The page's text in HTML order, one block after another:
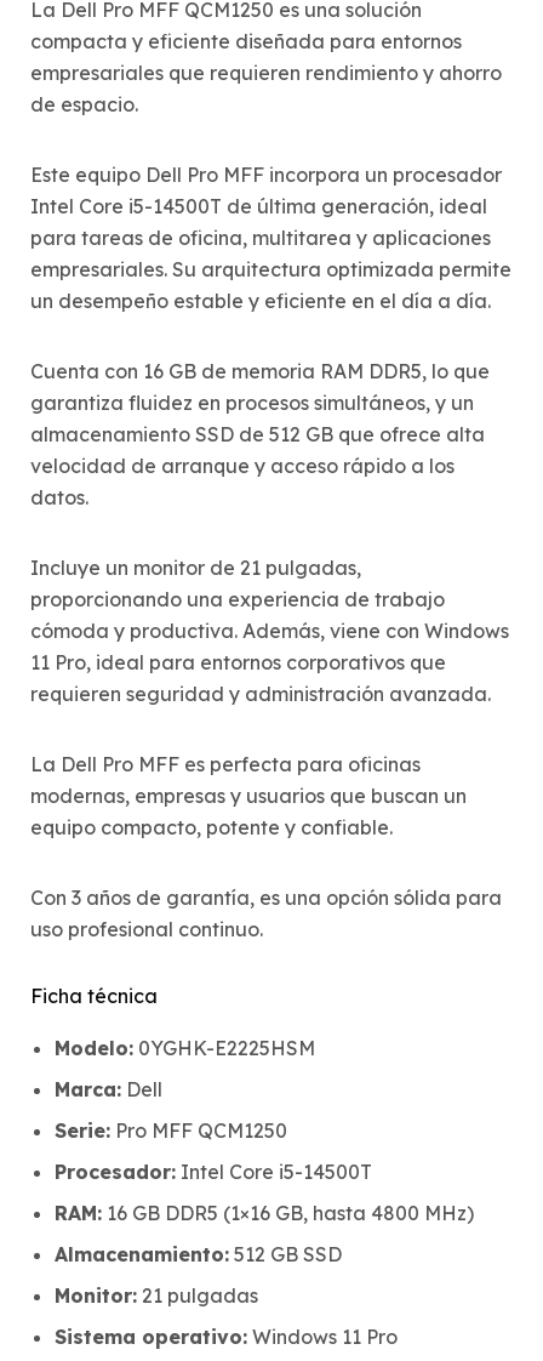
La Dell Pro MFF QCM1250 es una solución
compacta y eficiente diseñada para entornos
empresariales que requieren rendimiento y ahorro
de espacio.
Este equipo Dell Pro MFF incorpora un procesador
Intel Core i5-14500T de última generación, ideal
para tareas de oficina, multitarea y aplicaciones
empresariales. Su arquitectura optimizada permite
un desempeño estable y eficiente en el día a día.
Cuenta con 16 GB de memoria RAM DDR5, lo que
garantiza fluidez en procesos simultáneos, y un
almacenamiento SSD de 512 GB que ofrece alta
velocidad de arranque y acceso rápido a los
datos.
Incluye un monitor de 21 pulgadas,
proporcionando una experiencia de trabajo
cómoda y productiva. Además, viene con Windows
11 Pro, ideal para entornos corporativos que
requieren seguridad y administración avanzada.
La Dell Pro MFF es perfecta para oficinas
modernas, empresas y usuarios que buscan un
equipo compacto, potente y confiable.
Con 3 años de garantía, es una opción sólida para
uso profesional continuo.
Ficha técnica
Modelo: 0YGHK-E2225HSM
Marca: Dell
Serie: Pro MFF QCM1250
Procesador: Intel Core i5-14500T
RAM: 16 GB DDR5 (1×16 GB, hasta 4800 MHz)
Almacenamiento: 512 GB SSD
Monitor: 21 pulgadas
Sistema operativo: Windows 11 Pro